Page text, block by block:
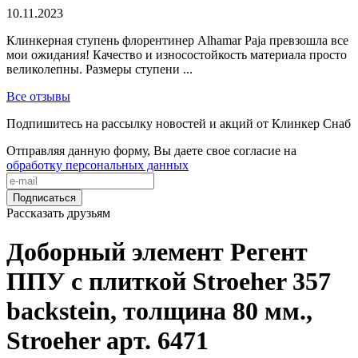
10.11.2023
Клинкерная ступень флорентинер Alhamar Paja превзошла все
мои ожидания! Качество и износостойкость материала просто
великолепны. Размеры ступени ...
Все отзывы
Подпишитесь на рассылку новостей и акций от Клинкер Снаб
Отправляя данную форму, Вы даете свое согласие на
обработку персональных данных
Подписаться
Рассказать друзьям
Доборный элемент Регент
ППУ с плиткой Stroeher 357
backstein, толщина 80 мм.,
Stroeher арт. 6471